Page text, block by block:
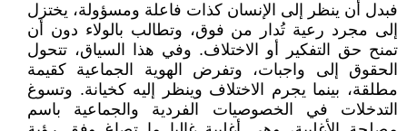
فبدل أن ينظر إلى الإنسان كذات فاعلة ومسؤولة، يختزل
إلى مجرد رعية تُدار من فوق، وتطالب بالولاء دون أن
تمنح حق التفكير أو الاختلاف. وفي هذا السياق، تتحول
الحقوق إلى واجبات، وتفرض الهوية الجماعية كقيمة
مطلقة، بينما يجرم الاختلاف وينظر إليه كخيانة. وتسوغ
التدخلات في الخصوصيات الفردية والجماعية باسم